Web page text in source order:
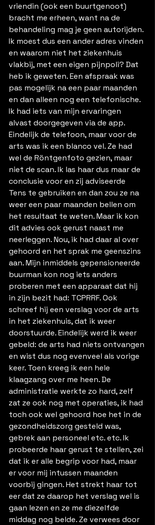
vriendin (ook een buurtgenoot)
bracht me erheen, want na de
behandeling mag je geen autorijden.
Ik moest dus een ander adres vinden
en waarom niet het ziekenhuis
vlakbij, met een eigen pijnpoli? Dat
heb ik geweten. Een afspraak was
pas mogelijk na een paar maanden
en dan alleen nog een telefonische.
Ik had iets van mijn ervaringen
alvast doorgegeven via de app.
Eindelijk de telefoon, maar voor de
arts was ik een blanco vel. Ze had
wel de Röntgenfoto gezien, maar
niet de scan. Ik las haar dus maar de
conclusie voor en zij adviseerde
Tens te gebruiken en dan zou ze na
weer een paar maanden bellen om
het resultaat te weten. Maar ik kon
dit advies ook gerust naast me
neerleggen. Nou, ik had daar al over
gehoord en het sprak me geenszins
aan. Mijn inmiddels gepensioneerde
buurman kon nog iets anders
proberen met een apparaat dat hij
in zijn bezit had: TCPRRF. Ook
schreef hij een verslag voor de arts
in het ziekenhuis, dat ik weer
doorstuurde. Eindelijk werd ik weer
gebeld: de arts had niets ontvangen
en wist dus nog evenveel als vorige
keer. Toen kreeg ik een hele
klaagzang over me heen. De
administratie werkte zo hard, zelf
zat ze ook nog met operaties, ik had
toch ook wel gehoord hoe het in de
gezondheidszorg gesteld was,
gebrek aan personeel etc. etc. Ik
probeerde haar gerust te stellen, zei
dat ik er alle begrip voor had, maar
er voor mij intussen maanden
voorbij gingen. Het strekt haar tot
eer dat ze daarop het verslag wel is
gaan lezen en ze me diezelfde
middag nog belde. Ze verwees door